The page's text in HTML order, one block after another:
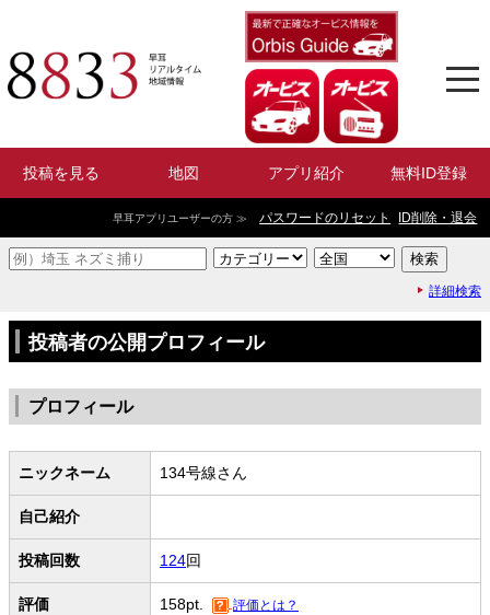
投稿を見る 地図 アプリ紹介 無料ID登録
早耳アプリユーザーの方 ≫ パスワードのリセット ID削除・退会
詳細検索
投稿者の公開プロフィール
プロフィール
ニックネーム 134号線さん
自己紹介
投稿回数 124回
評価 158pt. 評価とは？